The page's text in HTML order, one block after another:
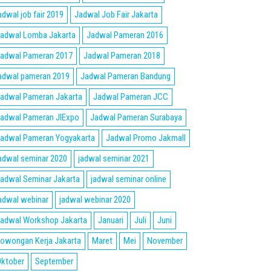
job fair 2019
Jadwal Job Fair Jakarta
Lomba Jakarta
Jadwal Pameran 2016
Pameran 2017
Jadwal Pameran 2018
pameran 2019
Jadwal Pameran Bandung
Pameran Jakarta
Jadwal Pameran JCC
Pameran JIExpo
Jadwal Pameran Surabaya
Pameran Yogyakarta
Jadwal Promo Jakmall
seminar 2020
jadwal seminar 2021
Seminar Jakarta
jadwal seminar online
webinar
jadwal webinar 2020
Workshop Jakarta
Januari Juli
Juni
Kerja Jakarta
Maret Mei
November
September